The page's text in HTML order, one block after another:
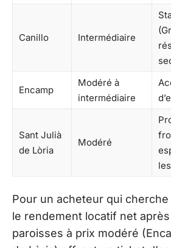
Canillo Intermédiaire
Encamp
Modéré à
intermédiaire
Sant Julià
de Lòria
Modéré
Pour un acheteur qui
le rendement locatif net
paroisses à prix modéré